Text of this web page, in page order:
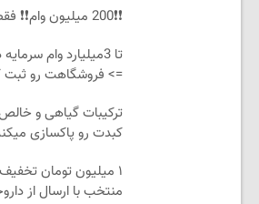
❗❗200 میلیون وام❗❗ فقط با احراز هویت
تا 3میلیارد وام
=> فروشگاهت رو
ترکیبات گیاهی و
کبدت رو پاکسازی
۱ میلیون تومان
منتخب با ارسال از